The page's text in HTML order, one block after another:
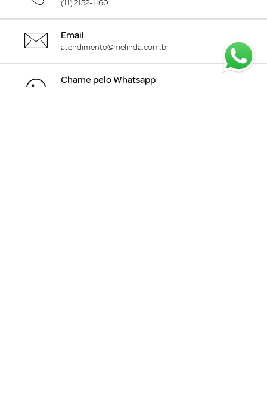
(11) 2152-1160
Email
atendimento@melinda.com.br
Chame pelo Whatsapp